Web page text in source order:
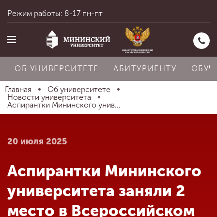
Главная
Абитуриенту
Режим работы: 8-17 пн-пт
ОБ УНИВЕРСИТЕТЕ АБИТУРИЕНТУ
Главная
Об университете
Новости университета
Аспирантки Мининского унив...
20 июля 2025
Аспирантки Мининского
университета заняли 2
место в Всероссийском